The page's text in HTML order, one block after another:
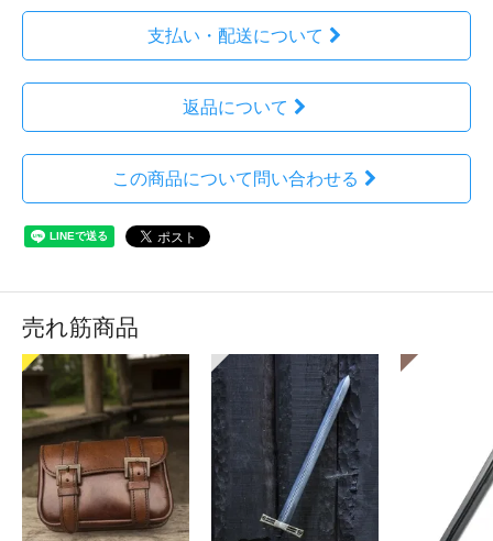
支払い・配送について
返品について
この商品について問い合わせる
売れ筋商品